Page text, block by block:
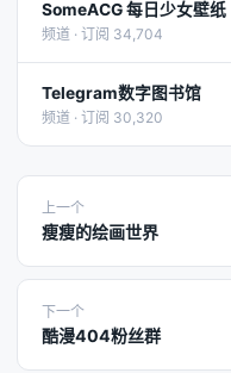
SomeACG 每日少女壁纸
频道 · 订阅 34,704
Telegram数字图书馆
频道 · 订阅 30,320
上一个
瘦瘦的绘画世界
下一个
酷漫404粉丝群